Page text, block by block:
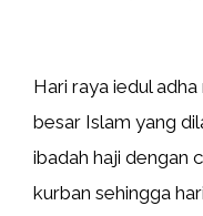
Hari raya iedul
besar Islam yang
ibadah haji dengan
kurban sehingga